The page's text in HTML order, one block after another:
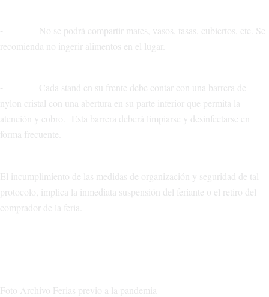
⁃ No se podrá compartir mates, vasos, tasas, cubiertos, etc. Se
recomienda no ingerir alimentos en el lugar.
⁃ Cada stand en su frente debe contar con una barrera de
nylon cristal con una abertura en su parte inferior que permita la
atención y cobro. Esta barrera deberá limpiarse y desinfectarse en
forma frecuente.
El incumplimiento de las medidas de organización y seguridad de tal
protocolo, implica la inmediata suspensión del feriante o el retiro del
comprador de la feria.
Foto Archivo Ferias previo a la pandemia